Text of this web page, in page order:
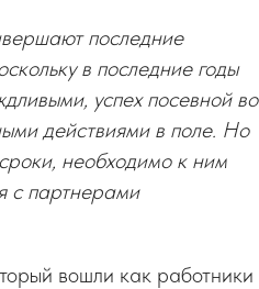
последние
в последние годы
успех посевной во
действиями в поле. Но
необходимо к ним
с партнерами
вошли как работники